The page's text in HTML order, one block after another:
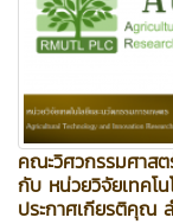
คณะวิศวกรรมศาส
กับ หน่วยวิจัยเทคโ
ประกาศเกียรติคุณ